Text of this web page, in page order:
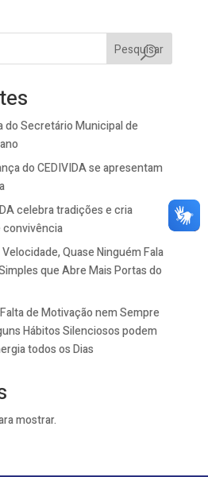
Pesquisar
do Secretário Municipal de
do CEDIVIDA se apresentam
celebra tradições e cria
convivência
Quase Ninguém Fala
que Abre Mais Portas do
de Motivação nem Sempre
Hábitos Silenciosos podem
todos os Dias
mostrar.